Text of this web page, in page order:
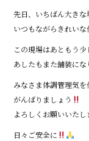
先日、いちばん大きな
いつもながらきれいな
この現場はあともう少
あしたもまた舗装にな
みなさま体調管理気を
がんばりましょう
よろしくお願いいたし
日々ご安全に